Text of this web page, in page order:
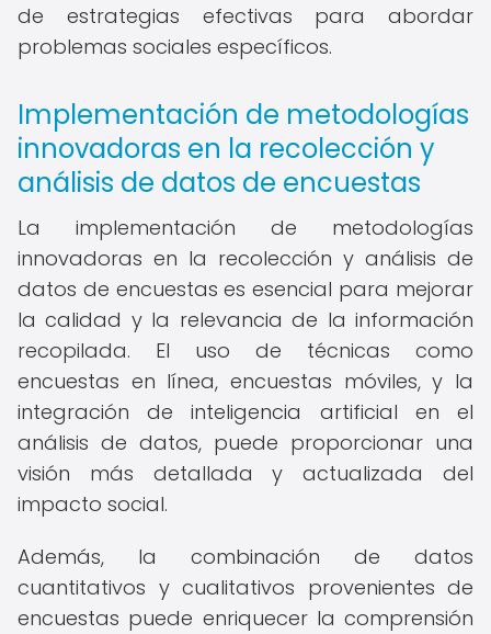
de estrategias efectivas para abordar
problemas sociales específicos.
Implementación de metodologías
innovadoras en la recolección y
análisis de datos de encuestas
La implementación de metodologías
innovadoras en la recolección y análisis de
datos de encuestas es esencial para mejorar
la calidad y la relevancia de la información
recopilada. El uso de técnicas como
encuestas en línea, encuestas móviles, y la
integración de inteligencia artificial en el
análisis de datos, puede proporcionar una
visión más detallada y actualizada del
impacto social.
Además, la combinación de datos
cuantitativos y cualitativos provenientes de
encuestas puede enriquecer la comprensión